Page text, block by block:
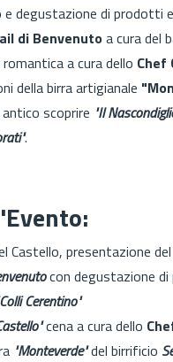
degustazione di prodotti
di Benvenutoa cura del
a cura dello Chef
della birra artigianale
scoprire "Il
.
Castello, presentazione
con degustazione di
Cerentino"
cena a cura dello
"Monteverde"del birrificio